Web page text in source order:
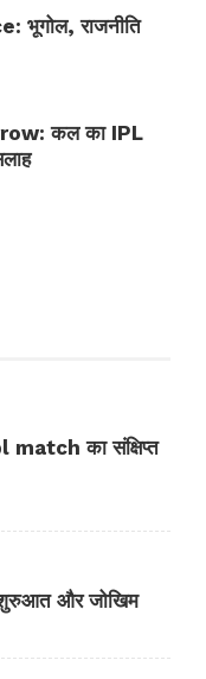
भूगोल, राजनीति
कल का IPL
का संक्षिप्त
शुरुआत और जोखिम